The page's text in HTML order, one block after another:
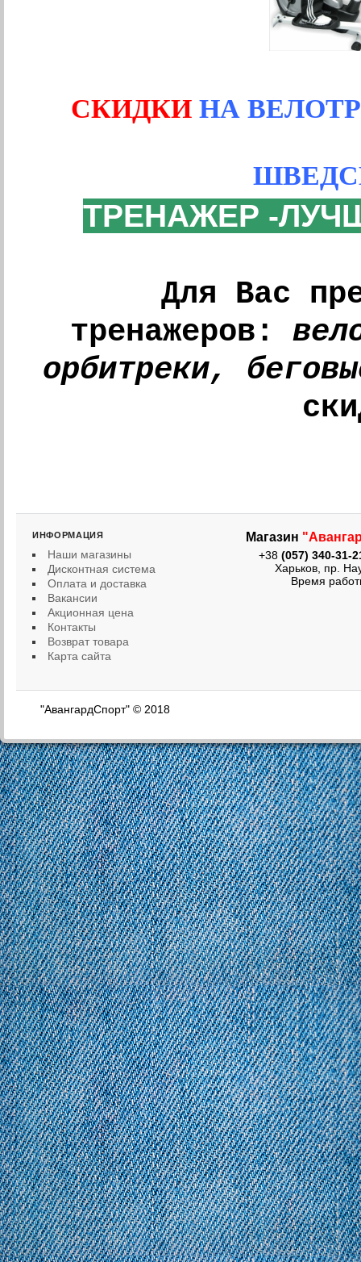
СКИДКИ НА
ТРЕНАЖЕР -
Для Вас
тренажеров:
орбитреки,
ИНФОРМАЦИЯ
Наши магазины
Дисконтная система
Оплата и доставка
Вакансии
Акционная цена
Контакты
Возврат товара
Карта сайта
Магазин
+38 (057) 340-31-
Харьков, пр.
Время работы:
"АвангардСпорт" © 2018